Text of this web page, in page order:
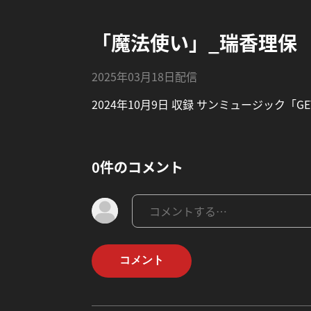
「魔法使い」_瑞香理保
2025年03月18日配信
2024年10月9日 収録 サンミュージック「
0件のコメント
コメント